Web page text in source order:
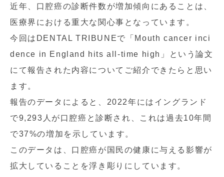
近年、口腔癌の診断件数が増加傾向にあることは、
医療界における重大な関心事となっています。
今回はDENTAL TRIBUNEで「Mouth cancer inci
dence in England hits all-time high」という論文
にて報告された内容についてご紹介できたらと思い
ます。
報告のデータによると、2022年にはイングランド
で9,293人が口腔癌と診断され、これは過去10年間
で37%の増加を示しています。
このデータは、口腔癌が国民の健康に与える影響が
拡大していることを浮き彫りにしています。